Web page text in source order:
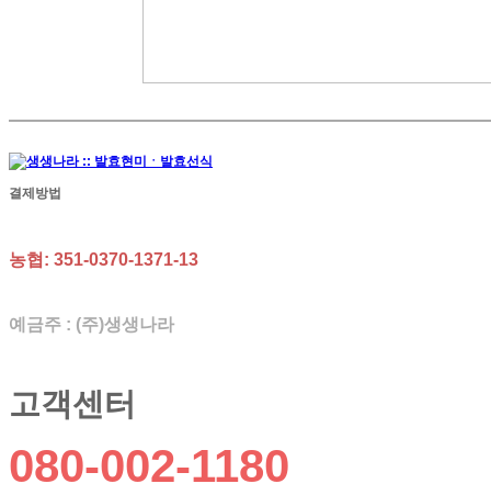
결제방법
농협: 351-0370-1371-13
예금주 : (주)생생나라
고객센터
080-002-1180